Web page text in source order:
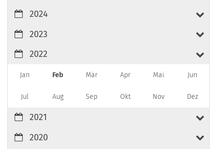
2024
2023
2022
Jan Feb Mär Apr Mai Jun
Jul Aug Sep Okt Nov Dez
2021
2020